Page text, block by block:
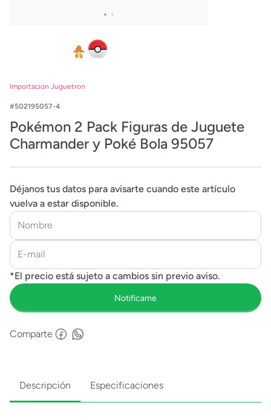
Importacion Juguetron
502195057-4
Pokémon 2 Pack Figuras de Juguete
Charmander y Poké Bola 95057
Déjanos tus datos para avisarte cuando este artículo
vuelva a estar disponible.
Comparte
Descripción Especificaciones